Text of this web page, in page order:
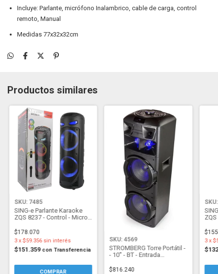
Incluye: Parlante, micrófono Inalambrico, cable de carga, control
remoto, Manual
Medidas 77x32x32cm
Productos similares
SKU: 7485
SING-e Parlante Karaoke
ZQS 8237 - Control - Micro
$178.070
$151.359 con Transferencia
3 x$59.356 sin interés SKU: 4569
STROMBERG Torre Portátil -
- 10'' - BT - Entrada
$816.240
3 x